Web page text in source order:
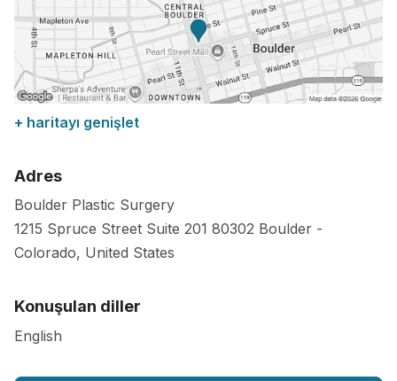
+ haritayı genişlet
Adres
Boulder Plastic Surgery
1215 Spruce Street Suite 201 80302 Boulder -
Colorado, United States
Konuşulan diller
English